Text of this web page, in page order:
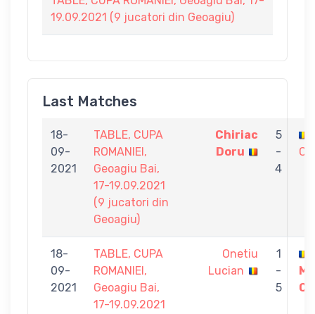
19.09.2021 (9 jucatori din Geoagiu)
Last Matches
18-
09-
2021
TABLE, CUPA
ROMANIEI,
Geoagiu Bai,
17-19.09.2021
(9 jucatori din
Geoagiu)
Chiriac
Doru
5
-
4
18-
09-
2021
TABLE, CUPA
ROMANIEI,
Geoagiu Bai,
17-19.09.2021
Onetiu
Lucian
1
-
5